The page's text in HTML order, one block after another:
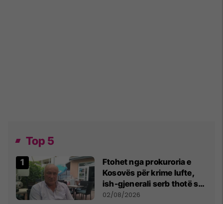
Top 5
Ftohet nga prokuroria e
Kosovës për krime lufte,
ish-gjenerali serb thotë se
dikush e tradhtoi në
02/08/2026